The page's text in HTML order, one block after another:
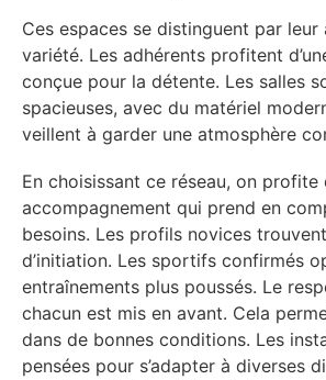
Ces espaces se distinguent par
variété. Les adhérents profitent
conçue pour la détente. Les salles
spacieuses, avec du matériel
veillent à garder une atmosphère
En choisissant ce réseau, on profite
accompagnement qui prend en
besoins. Les profils novices
d’initiation. Les sportifs confirmés
entraînements plus poussés. Le
chacun est mis en avant. Cela
dans de bonnes conditions. Les
pensées pour s’adapter à diverses